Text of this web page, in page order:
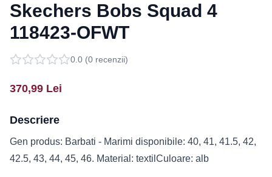
Skechers Bobs Squad 4
118423-OFWT
0.0 (0 recenzii)
370,99 Lei
Descriere
Gen produs: Barbati - Marimi disponibile: 40, 41, 41.5, 42,
42.5, 43, 44, 45, 46. Material: textilCuloare: alb